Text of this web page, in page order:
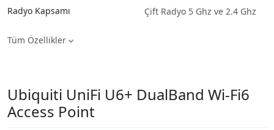
Radyo Kapsamı
Çift Radyo 5 Ghz ve 2.4 Ghz
Tüm Özellikler
Ubiquiti UniFi U6+ DualBand Wi-Fi6
Access Point